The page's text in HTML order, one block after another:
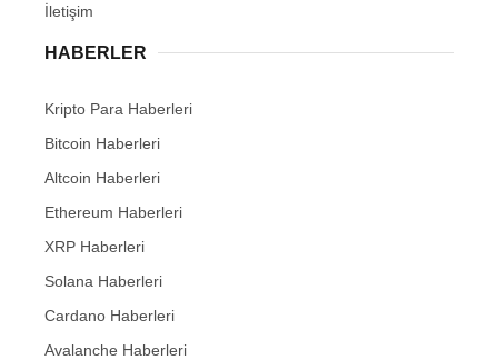
İletişim
HABERLER
Kripto Para Haberleri
Bitcoin Haberleri
Altcoin Haberleri
Ethereum Haberleri
XRP Haberleri
Solana Haberleri
Cardano Haberleri
Avalanche Haberleri